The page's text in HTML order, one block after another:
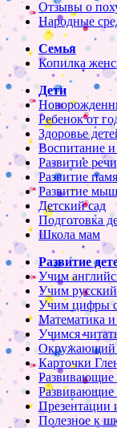
Отзывы о
Народные
Семья
Копилка
Дети
Ребенок от
Здоровье
Воспитание и
Развитие
Развитие
Развитие
Детский сад
Подготовка
Школа мам
Развитие
Учим
Учим
Учим цифры
Математика и
Учимся
Окружающий
Карточки
Развивающие
Развивающие
Презентации
Полезное к